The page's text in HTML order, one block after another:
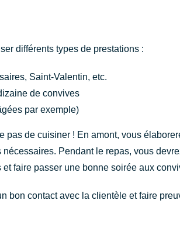
différents types de prestations :
Saint-Valentin, etc.
de convives
par exemple)
de cuisiner ! En amont, vous
Pendant le repas, vous
faire passer une bonne soirée aux
bon contact avec la clientèle et faire